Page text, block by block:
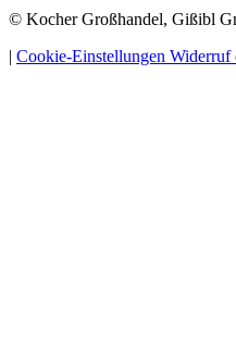
© Kocher Großhandel, Gißibl
| Cookie-Einstellungen Widerruf